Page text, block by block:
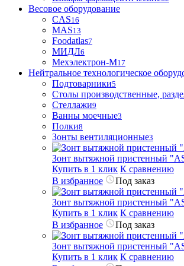
Весовое оборудование
CAS16
MAS13
Foodatlas7
МИДЛ6
Мехэлектрон-М17
Нейтральное технологическое
Подтоварники5
Столы производственные,
Стеллажи9
Ванны моечные3
Полки8
Зонты вентиляционные3
Зонт вытяжной пристенный
Купить в 1 клик К сравнению
В избранное
Под заказ
Зонт вытяжной пристенный
Купить в 1 клик К сравнению
В избранное
Под заказ
Зонт вытяжной пристенный
Купить в 1 клик К сравнению